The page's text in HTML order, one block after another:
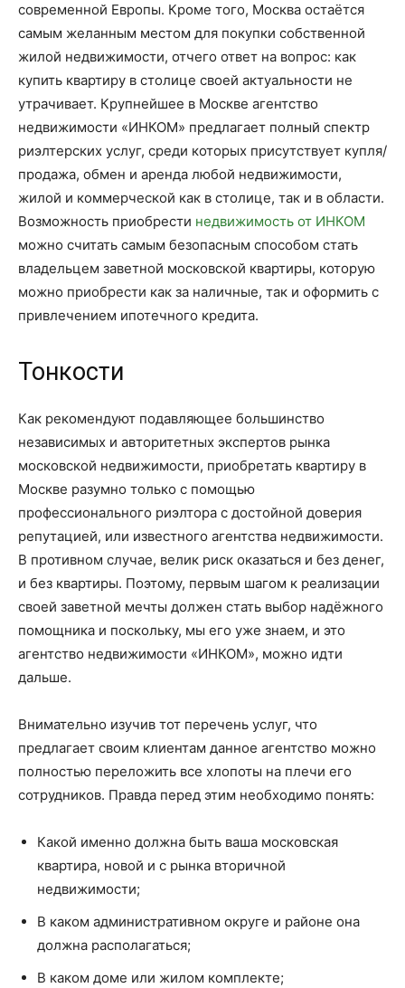
современной Европы. Кроме того, Москва остаётся
самым желанным местом для покупки собственной
жилой недвижимости, отчего ответ на вопрос: как
купить квартиру в столице своей актуальности не
утрачивает. Крупнейшее в Москве агентство
недвижимости «ИНКОМ» предлагает полный спектр
риэлтерских услуг, среди которых присутствует купля/
продажа, обмен и аренда любой недвижимости,
жилой и коммерческой как в столице, так и в области.
Возможность приобрести недвижимость от ИНКОМ
можно считать самым безопасным способом стать
владельцем заветной московской квартиры, которую
можно приобрести как за наличные, так и оформить с
привлечением ипотечного кредита.
Тонкости
Как рекомендуют подавляющее большинство
независимых и авторитетных экспертов рынка
московской недвижимости, приобретать квартиру в
Москве разумно только с помощью
профессионального риэлтора с достойной доверия
репутацией, или известного агентства недвижимости.
В противном случае, велик риск оказаться и без денег,
и без квартиры. Поэтому, первым шагом к реализации
своей заветной мечты должен стать выбор надёжного
помощника и поскольку, мы его уже знаем, и это
агентство недвижимости «ИНКОМ», можно идти
дальше.
Внимательно изучив тот перечень услуг, что
предлагает своим клиентам данное агентство можно
полностью переложить все хлопоты на плечи его
сотрудников. Правда перед этим необходимо понять:
Какой именно должна быть ваша московская
квартира, новой и с рынка вторичной
недвижимости;
В каком административном округе и районе она
должна располагаться;
В каком доме или жилом комплекте;